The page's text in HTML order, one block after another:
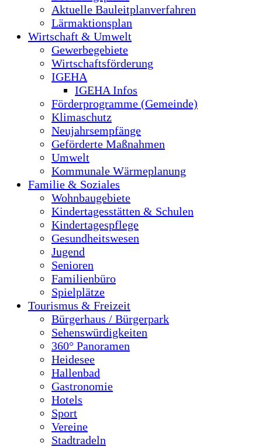
Aktuelle Bauleitplanverfahren
Lärmaktionsplan
Wirtschaft & Umwelt
Gewerbegebiete
Wirtschaftsförderung
IGEHA
IGEHA Infos
Förderprogramme (Gemeinde)
Klimaschutz
Neujahrsempfänge
Geförderte Maßnahmen
Umwelt
Kommunale Wärmeplanung
Familie & Soziales
Wohnbaugebiete
Kindertagesstätten & Schulen
Kindertagespflege
Gesundheitswesen
Jugend
Senioren
Familienbüro
Spielplätze
Tourismus & Freizeit
Bürgerhaus / Bürgerpark
Sehenswürdigkeiten
360° Panoramen
Heidesee
Hallenbad
Gastronomie
Hotels
Sport
Vereine
Stadtradeln